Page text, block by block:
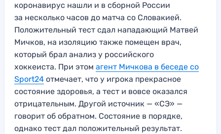
коронавирус нашли и в сборной России
за несколько часов до матча со Словакией.
Положительный тест сдал нападающий Матвей
Мичков, на изоляцию также помещен врач,
который брал анализ у российского
хоккеиста. При этом агент Мичкова в беседе со
Sport24 отмечает, что у игрока прекрасное
состояние здоровья, а тест и вовсе оказался
отрицательным. Другой источник — «СЭ» —
говорит об обратном. Состояние в порядке,
однако тест дал положительный результат.